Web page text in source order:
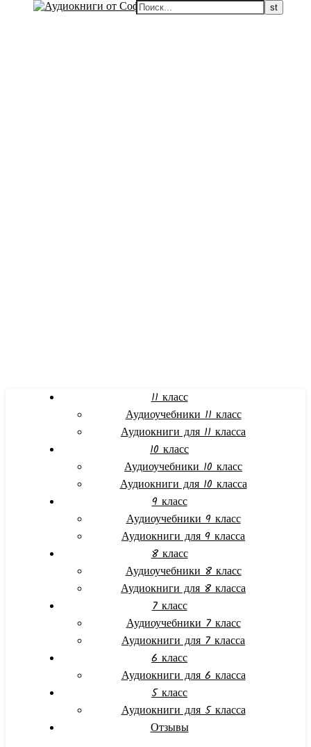
11 класс
Аудиоучебники 11 класс
Аудиокниги для 11 класса
10 класс
Аудиоучебники 10 класс
Аудиокниги для 10 класса
9 класс
Аудиоучебники 9 класс
Аудиокниги для 9 класса
8 класс
Аудиоучебники 8 класс
Аудиокниги для 8 класса
7 класс
Аудиоучебники 7 класс
Аудиокниги для 7 класса
6 класс
Аудиокниги для 6 класса
5 класс
Аудиокниги для 5 класса
Отзывы